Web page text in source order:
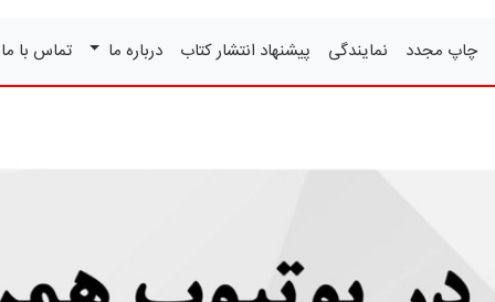
چاپ مجدد نمایندگی پیشنهاد انتشار کتاب درباره ما تماس با